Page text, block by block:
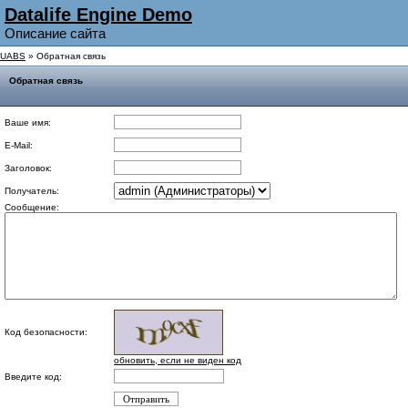
Datalife Engine Demo
Описание сайта
UABS » Обратная связь
Обратная связь
Ваше имя:
E-Mail:
Заголовок:
Получатель:
Сообщение:
Код безопасности:
обновить, если не виден код
Введите код: